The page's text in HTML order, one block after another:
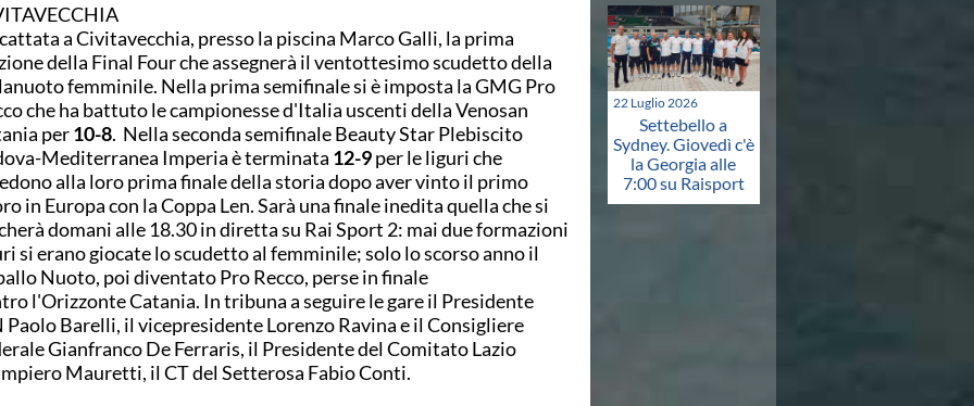
a Civitavecchia, presso la piscina Marco Galli, la prima
della Final Four che assegnerà il ventottesimo scudetto della
femminile. Nella prima semifinale si è imposta la GMG Pro
che ha battuto le campionesse d'Italia uscenti della Venosan
per10-8. Nella seconda semifinale Beauty Star Plebiscito
Mediterranea Imperia è terminata 12-9per le liguri che
alla loro prima finale della storia dopo aver vinto il primo
in Europa con la Coppa Len. Sarà una finale inedita quella che si
domani alle 18.30 in diretta su Rai Sport 2: mai due formazioni
si erano giocate lo scudetto al femminile; solo lo scorso anno il
Nuoto, poi diventato Pro Recco, perse in finale
l'Orizzonte Catania. In tribuna a seguire le gare il Presidente
Paolo Barelli, il vicepresidente Lorenzo Ravina e il Consigliere
Gianfranco De Ferraris, il Presidente del Comitato Lazio
Mauretti, il CT del Setterosa Fabio Conti.
22 Luglio 2026
Settebello a
Sydney. Giovedì c'è
la Georgia alle
7:00 su Raisport